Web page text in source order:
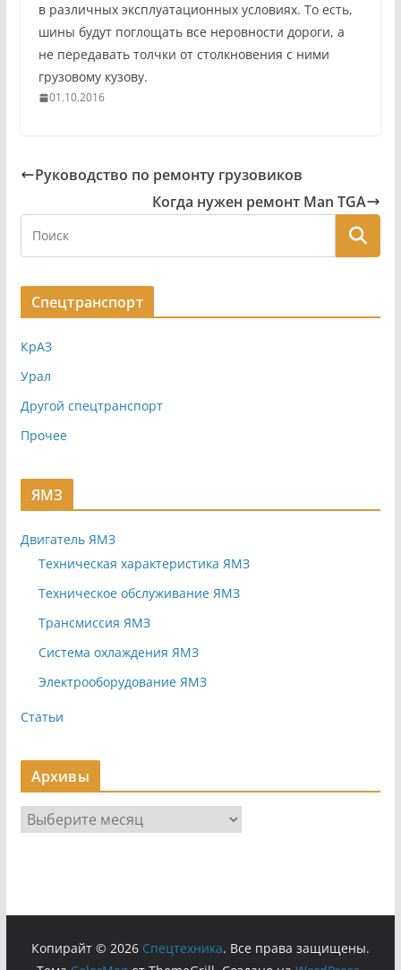
в различных эксплуатационных условиях. То есть,
шины будут поглощать все неровности дороги, а
не передавать толчки от столкновения с ними
грузовому кузову.
01.10.2016
Руководство по ремонту грузовиков
Когда нужен ремонт Man TGA
Спецтранспорт
КрАЗ
Урал
Другой спецтранспорт
Прочее
ЯМЗ
Двигатель ЯМЗ
Техническая характеристика ЯМЗ
Техническое обслуживание ЯМЗ
Трансмиссия ЯМЗ
Система охлаждения ЯМЗ
Электрооборудование ЯМЗ
Статьи
Архивы
Копирайт © 2026 Cпецтехника. Все права защищены.